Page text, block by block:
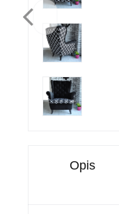
Opis